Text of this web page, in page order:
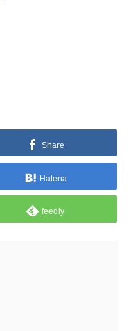
Share
Hatena
feedly